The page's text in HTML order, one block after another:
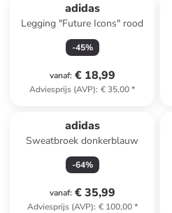
adidas
Legging "Future Icons" rood
-45%
vanaf: € 18,99
Adviesprijs (AVP): € 35,00*
adidas
Sweatbroek donkerblauw
-64%
vanaf: € 35,99
Adviesprijs (AVP): € 100,00*